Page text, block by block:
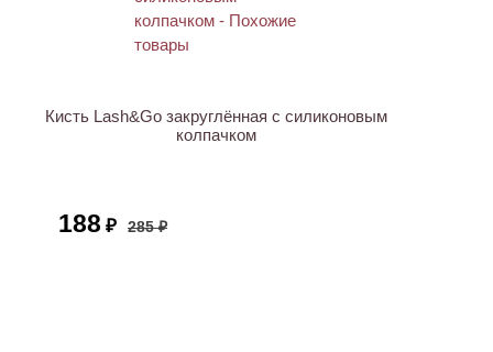
Кисть Lash&Go закруглённая с силиконовым
колпачком
188 ₽ 285 ₽